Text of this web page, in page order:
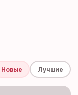
Новые Лучшие